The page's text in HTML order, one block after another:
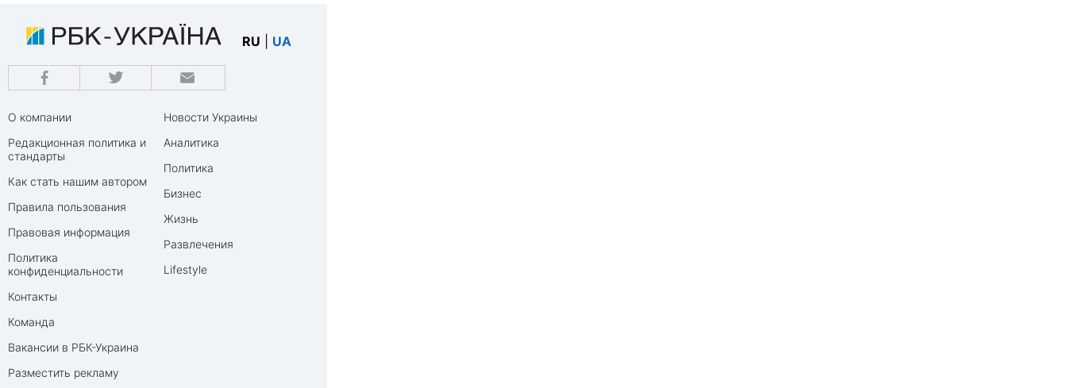
RU UA
О компании
Редакционная политика и
стандарты
Как стать нашим автором
Правила пользования
Правовая информация
Политика
конфиденциальности
Контакты
Команда
Вакансии в РБК-Украина
Разместить рекламу
Новости Украины
Аналитика
Политика
Бизнес
Жизнь
Развлечения
Lifestyle